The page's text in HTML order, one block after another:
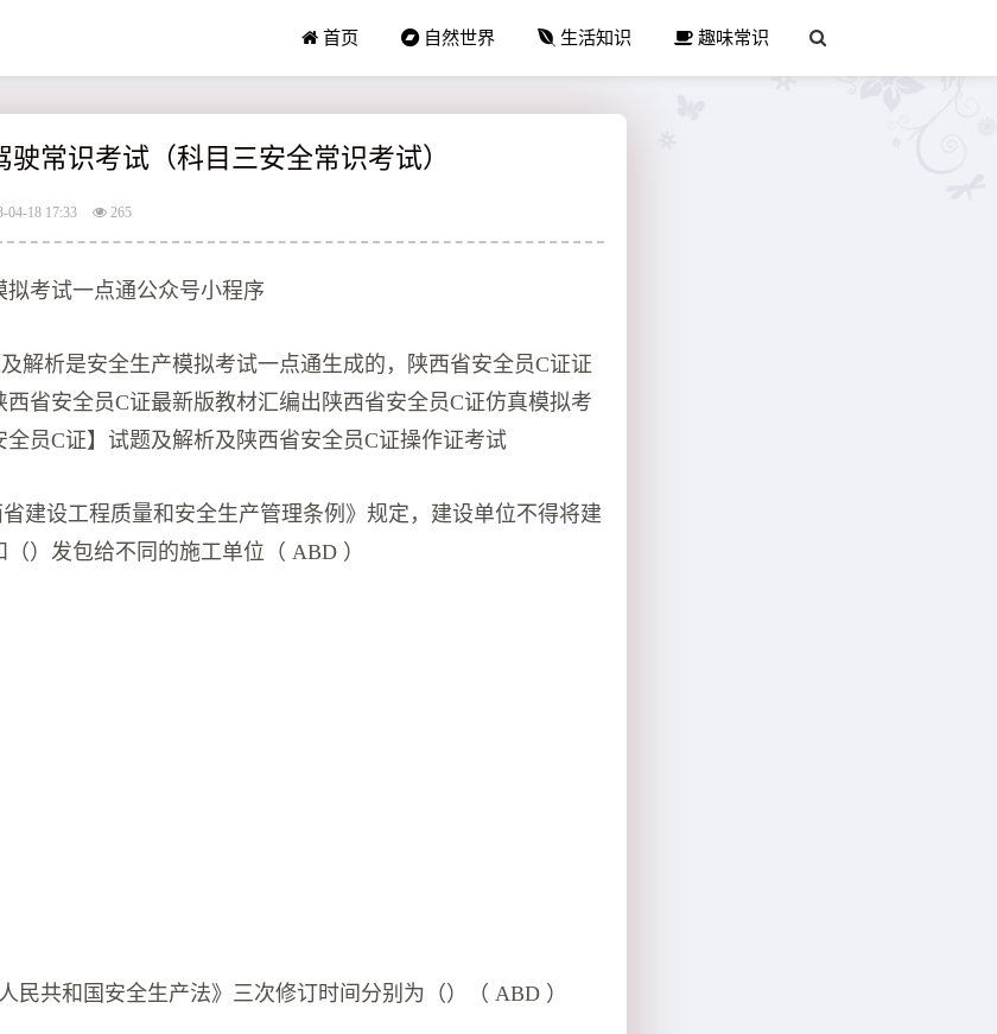
首页 自然世界 生活知识 趣味常识
常识考试（科目三安全常识考试）
04-18 17:33 265
考试一点通公众号小程序
解析是安全生产模拟考试一点通生成的，陕西省安全员C证证
省安全员C证最新版教材汇编出陕西省安全员C证仿真模拟考
全员C证】试题及解析及陕西省安全员C证操作证考试
建设工程质量和安全生产管理条例》规定，建设单位不得将建
）发包给不同的施工单位（ ABD ）
民共和国安全生产法》三次修订时间分别为（）（ ABD ）